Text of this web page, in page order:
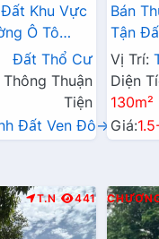
Khu Vực
Ô Tô
Liên Xã
Đất Thổ Cư
Thuận
Tiện
Đất Ven Đô→
Bán
Tận
Xã
Vị Trí:
Diện
130m²
Giá:
T.N 441